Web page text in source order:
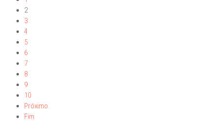
2
3
4
5
6
7
8
9
10
Próximo
Fim